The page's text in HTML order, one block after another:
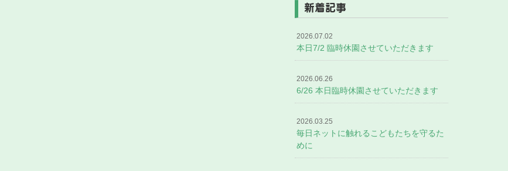
新着記事
2026.07.02
本日7/2 臨時休園させていただきます
2026.06.26
6/26 本日臨時休園させていただきます
2026.03.25
毎日ネットに触れるこどもたちを守るた
めに